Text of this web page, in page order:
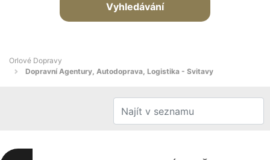
Vyhledávání
Orlové Dopravy
Dopravní Agentury, Autodoprava, Logistika - Svitavy